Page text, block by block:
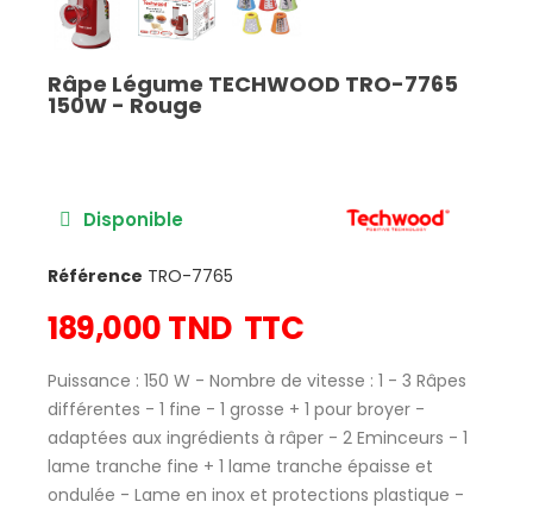
Râpe Légume TECHWOOD TRO-7765
150W - Rouge
Disponible
Référence TRO-7765
189,000 TND TTC
Puissance : 150 W - Nombre de vitesse : 1 - 3 Râpes
différentes - 1 fine - 1 grosse + 1 pour broyer -
adaptées aux ingrédients à râper - 2 Eminceurs - 1
lame tranche fine + 1 lame tranche épaisse et
ondulée - Lame en inox et protections plastique -